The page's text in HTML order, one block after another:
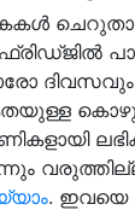
. ഇവയെ